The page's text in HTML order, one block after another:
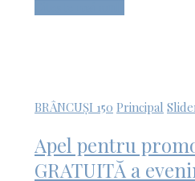
BRÂNCUȘI 150 Principal
Apel pentru
GRATUITĂ a